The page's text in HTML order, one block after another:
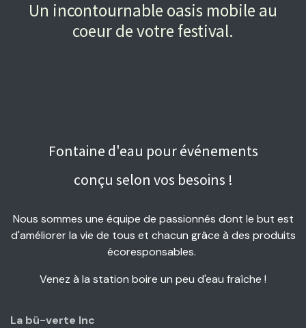
Un incontournable oasis mobile au
coeur de votre festival.
Fontaine d'eau pour événements
conçu selon vos besoins !
Nous sommes une équipe de passionnés dont le but est
d'améliorer la vie de tous et chacun grâce à des produits
écoresponsables.
Venez à la station boire un peu d'eau fraîche !
La bü-verte Inc